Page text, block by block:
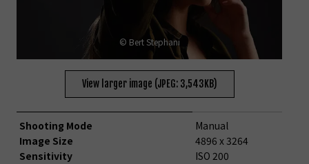
© Bert Stephani
View larger image (JPEG: 3,543KB)
Shooting Mode
Image Size
Sensitivity
Manual
4896 x 3264
ISO 200